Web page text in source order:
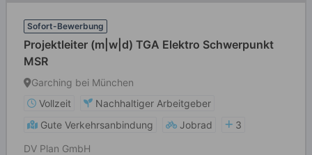
Sofort-Bewerbung
Projektleiter (m|w|d) TGA Elektro Schwerpunkt
MSR
Garching bei München
Vollzeit
Nachhaltiger Arbeitgeber
Gute Verkehrsanbindung
Jobrad
3
DV Plan GmbH